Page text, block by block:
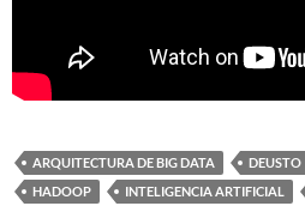
ARQUITECTURA DE BIG DATA DEUSTO
HADOOP
INTELIGENCIA ARTIFICIAL